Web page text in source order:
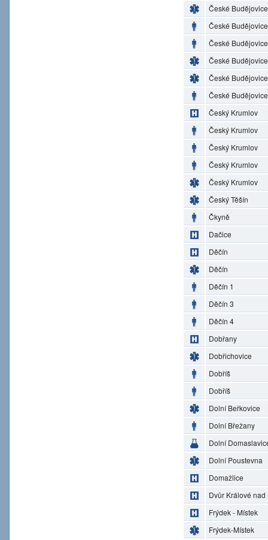
České Budějovice
České Budějovice
České Budějovice
České Budějovice
České Budějovice
České Budějovice
Český Krumlov
Český Krumlov
Český Krumlov
Český Krumlov
Český Krumlov
Český Těšín
Čkyně
Dačice
Děčín
Děčín
Děčín 1
Děčín 3
Děčín 4
Dobřany
Dobřichovice
Dobříš
Dobříš
Dolní Beřkovice
Dolní Břežany
Dolní
Dolní Poustevna
Domažlice
Dvůr Králové nad
Frýdek - Místek
Frýdek-Místek